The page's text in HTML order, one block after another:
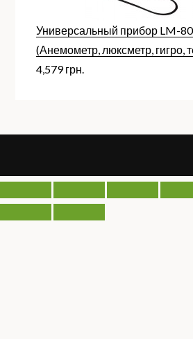
Универсальный прибор LM-
(Анемометр, люксметр, гигро,
4,579грн.